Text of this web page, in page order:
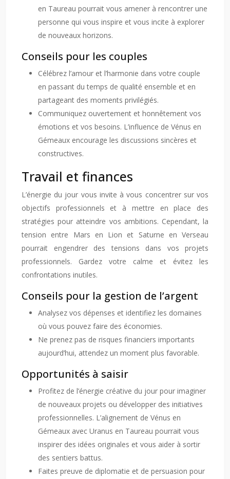
en Taureau pourrait vous amener à rencontrer une
personne qui vous inspire et vous incite à explorer
de nouveaux horizons.
Conseils pour les couples
Célébrez l’amour et l’harmonie dans votre couple
en passant du temps de qualité ensemble et en
partageant des moments privilégiés.
Communiquez ouvertement et honnêtement vos
émotions et vos besoins. L’influence de Vénus en
Gémeaux encourage les discussions sincères et
constructives.
Travail et finances
L’énergie du jour vous invite à vous concentrer sur vos
objectifs professionnels et à mettre en place des
stratégies pour atteindre vos ambitions. Cependant, la
tension entre Mars en Lion et Saturne en Verseau
pourrait engendrer des tensions dans vos projets
professionnels. Gardez votre calme et évitez les
confrontations inutiles.
Conseils pour la gestion de l’argent
Analysez vos dépenses et identifiez les domaines
où vous pouvez faire des économies.
Ne prenez pas de risques financiers importants
aujourd’hui, attendez un moment plus favorable.
Opportunités à saisir
Profitez de l’énergie créative du jour pour imaginer
de nouveaux projets ou développer des initiatives
professionnelles. L’alignement de Vénus en
Gémeaux avec Uranus en Taureau pourrait vous
inspirer des idées originales et vous aider à sortir
des sentiers battus.
Faites preuve de diplomatie et de persuasion pour